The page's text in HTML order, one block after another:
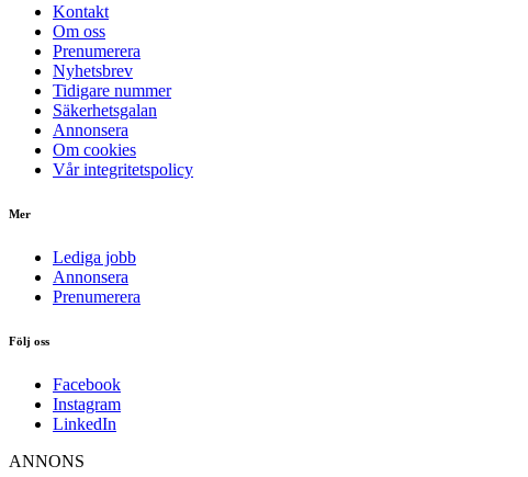
Kontakt
Om oss
Prenumerera
Nyhetsbrev
Tidigare nummer
Säkerhetsgalan
Annonsera
Om cookies
Vår integritetspolicy
Mer
Lediga jobb
Annonsera
Prenumerera
Följ oss
Facebook
Instagram
LinkedIn
ANNONS